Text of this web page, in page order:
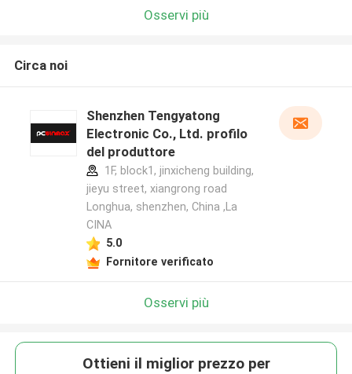
Osservi più
Circa noi
Shenzhen Tengyatong
Electronic Co., Ltd. profilo
del produttore
1F, block1, jinxicheng building,
jieyu street, xiangrong road
Longhua, shenzhen, China ,La
CINA
5.0
Fornitore verificato
Osservi più
Ottieni il miglior prezzo per